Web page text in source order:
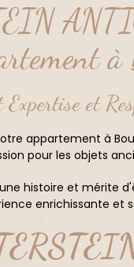
et
appartement à
pour les objets
histoire et mérite
enrichissante et